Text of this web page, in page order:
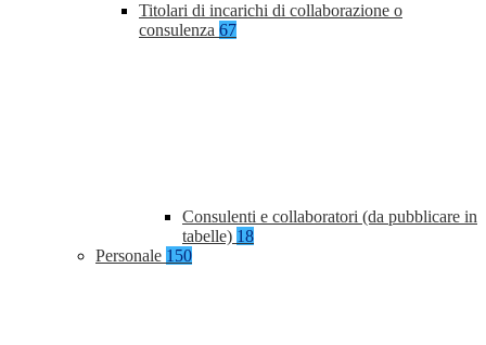
Titolari di incarichi di collaborazione o
consulenza 67
Consulenti e collaboratori (da pubblicare in
tabelle) 18
Personale 150